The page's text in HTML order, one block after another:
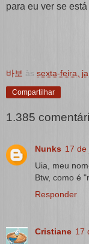
para eu ver se
바보 às sexta-feira,
Compartilhar
1.385
Nunks 17 de
Uia, meu
Btw, como é
Responder
Cristiane 17